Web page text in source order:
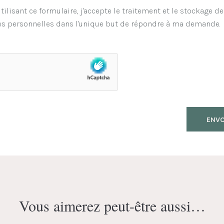
ce formulaire, j'accepte le traitement et le stockage
personnelles dans l'unique but de répondre à ma demande.
Vous aimerez peut-être aussi…